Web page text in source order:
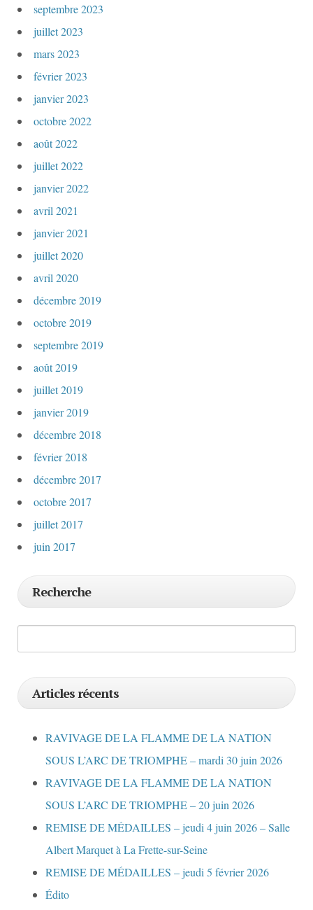
septembre 2023
juillet 2023
mars 2023
février 2023
janvier 2023
octobre 2022
août 2022
juillet 2022
janvier 2022
avril 2021
janvier 2021
juillet 2020
avril 2020
décembre 2019
octobre 2019
septembre 2019
août 2019
juillet 2019
janvier 2019
décembre 2018
février 2018
décembre 2017
octobre 2017
juillet 2017
juin 2017
Recherche
Articles récents
RAVIVAGE DE LA FLAMME DE LA NATION
SOUS L’ARC DE TRIOMPHE – mardi 30 juin 2026
RAVIVAGE DE LA FLAMME DE LA NATION
SOUS L’ARC DE TRIOMPHE – 20 juin 2026
REMISE DE MÉDAILLES – jeudi 4 juin 2026 – Salle
Albert Marquet à La Frette-sur-Seine
REMISE DE MÉDAILLES – jeudi 5 février 2026
Édito